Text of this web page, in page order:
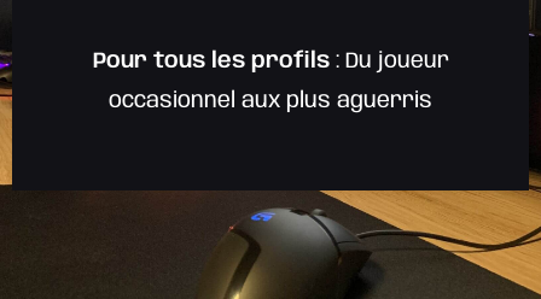
Pour tous les profils: Du joueur
occasionnel aux plus aguerris